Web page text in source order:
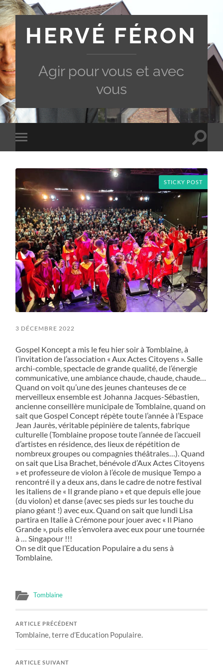
HERVÉ FÉRON
Agir pour vous et avec
vous
Toggle
mobile
Toggle
STICKY POST
3 DÉCEMBRE 2022
Gospel Koncept a mis le feu hier soir à Tomblaine, à
l’invitation de l’association « Aux Actes Citoyens ». Salle
archi-comble, spectacle de grande qualité, de l’énergie
communicative, une ambiance chaude, chaude, chaude…
Quand on voit qu’une des jeunes chanteuses de ce
merveilleux ensemble est Johanna Jacques-Sébastien,
ancienne conseillère municipale de Tomblaine, quand on
sait que Gospel Concept répète toute l’année à l’Espace
Jean Jaurès, véritable pépinière de talents, fabrique
culturelle (Tomblaine propose toute l’année de l’accueil
d’artistes en résidence, des lieux de répétition de
nombreux groupes ou compagnies théâtrales…). Quand
on sait que Lisa Brachet, bénévole d’Aux Actes Citoyens
» et professeure de violon à l’école de musique Tempo a
rencontré il y a deux ans, dans le cadre de notre festival
les italiens de « Il grande piano » et que depuis elle joue
(du violon) et danse (avec ses pieds sur les touche du
piano géant !) avec eux. Quand on sait que lundi Lisa
partira en Italie à Crémone pour jouer avec « Il Piano
Grande », puis elle s’envolera avec eux pour une tournée
à … Singapour !!!
On se dit que l’Education Populaire a du sens à
Tomblaine.
Tomblaine
ARTICLE PRÉCÉDENT
Tomblaine, terre d’Education Populaire.
ARTICLE SUIVANT